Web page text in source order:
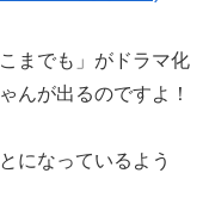
までも」がドラマ化
んが出るのですよ！
になっているよう